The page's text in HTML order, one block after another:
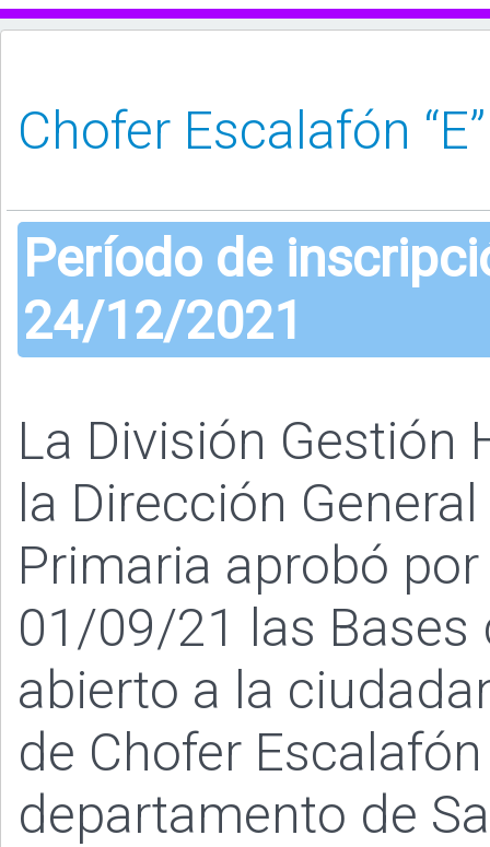
Período de
24/12/2021
La División Gestión
la Dirección
Primaria aprobó por
01/09/21 las Bases
abierto a la
de Chofer Escalafón
departamento de